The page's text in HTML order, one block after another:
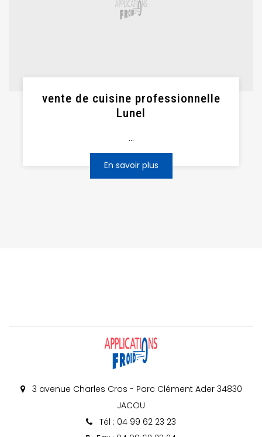
vente de cuisine professionnelle
Lunel
...
En savoir plus
3 avenue Charles Cros - Parc Clément Ader 34830
JACOU
Tél : 04 99 62 23 23